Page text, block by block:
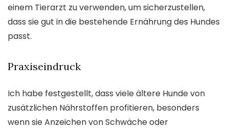
einem Tierarzt zu verwenden, um sicherzustellen,
dass sie gut in die bestehende Ernährung des Hundes
passt.
Praxiseindruck
Ich habe festgestellt, dass viele ältere Hunde von
zusätzlichen Nährstoffen profitieren, besonders
wenn sie Anzeichen von Schwäche oder